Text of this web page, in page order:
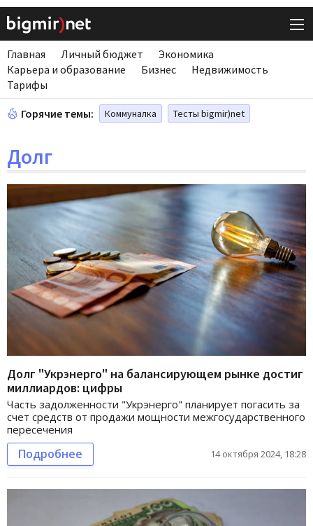
Главная Личный бюджет
Экономика
Карьера и образование
Бизнес
Недвижимость
Тарифы
Горячие темы: Коммуналка Тесты bigmir)net
Долг
Долг "Укрэнерго" на балансирующем рынке достиг
миллиардов: цифры
Часть задолженности "Укрэнерго" планирует погасить за
счет средств от продажи мощности межгосударственного
пересечения
Подробнее 14 октября 2024, 18:28